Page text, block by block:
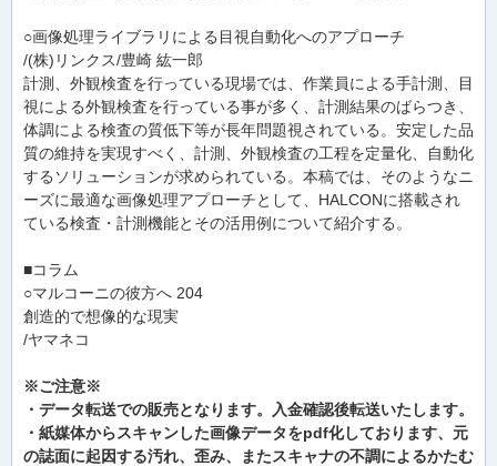
○画像処理ライブラリによる目視自動化へのアプローチ
/(株)リンクス/豊崎 紘一郎
計測、外観検査を行っている現場では、作業員による手計測、目
視による外観検査を行っている事が多く、計測結果のばらつき、
体調による検査の質低下等が長年問題視されている。安定した品
質の維持を実現すべく、計測、外観検査の工程を定量化、自動化
するソリューションが求められている。本稿では、そのようなニ
ーズに最適な画像処理アプローチとして、HALCONに搭載され
ている検査・計測機能とその活用例について紹介する。
■コラム
○マルコーニの彼方へ 204
創造的で想像的な現実
/ヤマネコ
※ご注意※
・データ転送での販売となります。入金確認後転送いたします。
・紙媒体からスキャンした画像データをpdf化しております、元
の誌面に起因する汚れ、歪み、またスキャナの不調によるかたむ